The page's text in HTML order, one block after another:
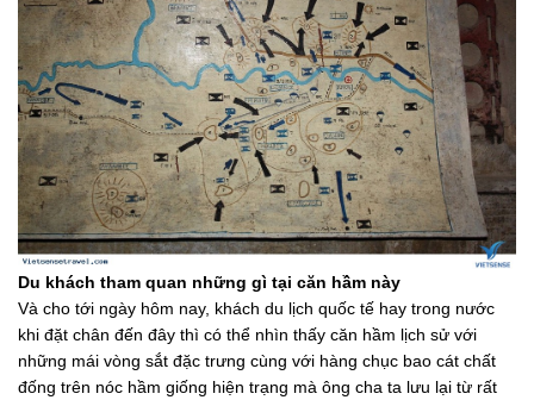
Du khách tham quan những gì tại căn hầm này
Và cho tới ngày hôm nay, khách du lịch quốc tế hay trong nước
khi đặt chân đến đây thì có thể nhìn thấy căn hầm lịch sử với
những mái vòng sắt đặc trưng cùng với hàng chục bao cát chất
đống trên nóc hầm giống hiện trạng mà ông cha ta lưu lại từ rất